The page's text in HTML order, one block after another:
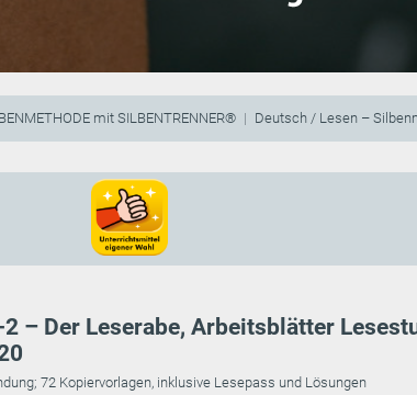
mit SILBENTRENNER® Deutsch / Lesen –
– Der Leserabe, Arbeitsblätter
72 Kopiervorlagen, inklusive Lesepass und Lösungen